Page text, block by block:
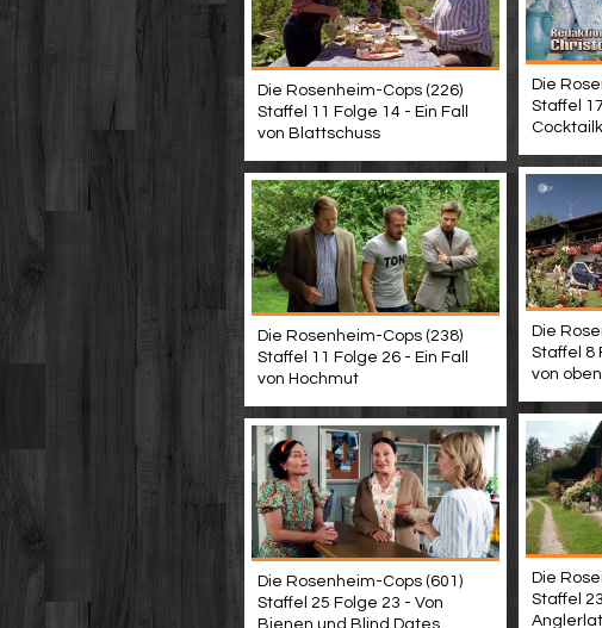
Die
Staffel
Die Rosenheim-Cops (226)
Staffel 11 Folge 14 - Ein Fall
von Blattschuss
Die
Staffel 8
von oben
Die Rosenheim-Cops (238)
Staffel 11 Folge 26 - Ein Fall
von Hochmut
Die
Staffel
Die Rosenheim-Cops (601)
Staffel 25 Folge 23 - Von
Bienen und Blind Dates